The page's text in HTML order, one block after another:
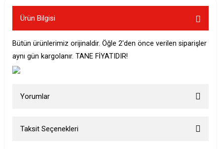
Ürün Bilgisi
Bütün ürünlerimiz orijinaldir. Öğle 2'den önce verilen siparişler
aynı gün kargolanır. TANE FİYATIDIR!
Yorumlar
Taksit Seçenekleri